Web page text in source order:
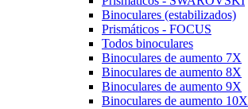
Binoculares (estabilizados)
Prismáticos - FOCUS
Todos binoculares
Binoculares de aumento 7X
Binoculares de aumento 8X
Binoculares de aumento 9X
Binoculares de aumento 10X